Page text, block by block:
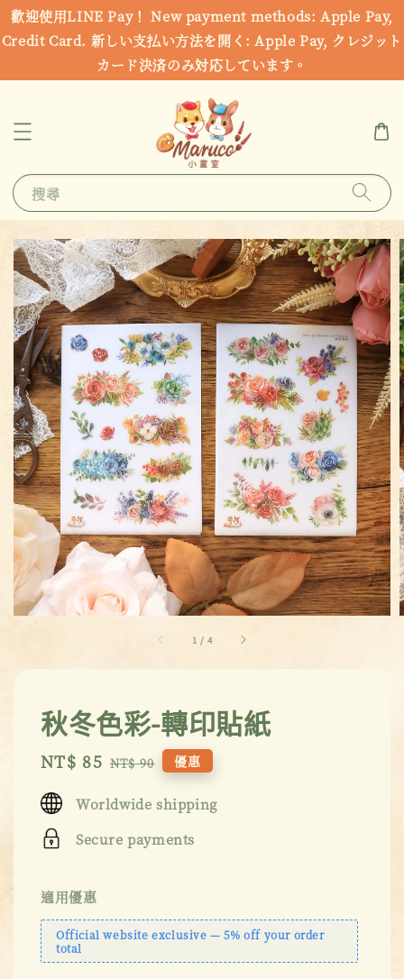
歡迎使用LINE Pay！ New payment methods: Apple Pay,
Credit Card. 新しい支払い方法を開く: Apple Pay, クレジット
カード決済のみ対応しています。
搜尋
1 / 4
秋冬色彩-轉印貼紙
Sale
NT$ 85 Regular
NT$ 90 優惠
Worldwide shipping
Secure payments
適用優惠
Official website exclusive — 5% off your order
total